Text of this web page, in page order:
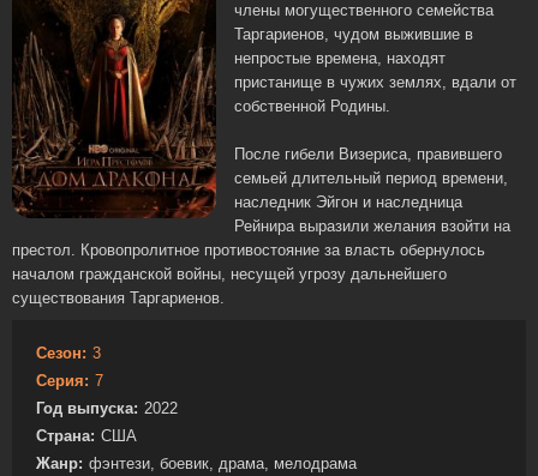
члены могущественного семейства
Таргариенов, чудом выжившие в
непростые времена, находят
пристанище в чужих землях, вдали от
собственной Родины.
После гибели Визериса, правившего
семьей длительный период времени,
наследник Эйгон и наследница
Рейнира выразили желания взойти на
престол. Кровопролитное противостояние за власть обернулось
началом гражданской войны, несущей угрозу дальнейшего
существования Таргариенов.
Сезон: 3
Серия: 7
Год выпуска: 2022
Страна: США
Жанр: фэнтези, боевик, драма, мелодрама